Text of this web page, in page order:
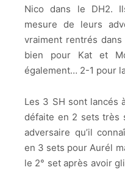
Nico dans le DH2.
mesure de leurs
vraiment rentrés
bien pour Kat et
également… 2-1 pour
Les 3 SH sont lancés
défaite en 2 sets très
adversaire qu’il
en 3 sets pour Aurél
le 2° set après avoir